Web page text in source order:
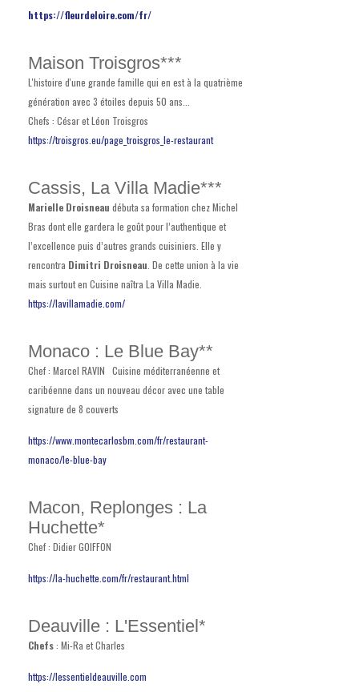
https://fleurdeloire.com/fr/
Maison Troisgros***
L'histoire d'une grande famille qui en est à la quatrième
génération avec 3 étoiles depuis 50 ans...
Chefs : César et Léon Troisgros
https://troisgros.eu/page_troisgros_le-restaurant
Cassis, La Villa Madie***
Marielle Droisneau débuta sa formation chez Michel
Bras dont elle gardera le goût pour l’authentique et
l’excellence puis d’autres grands cuisiniers. Elle y
rencontra Dimitri Droisneau . De cette union à la vie
mais surtout en Cuisine naîtra La Villa Madie.
https://lavillamadie.com/
Monaco : Le Blue Bay**
Chef : Marcel RAVIN Cuisine méditerranéenne et
caribéenne dans un nouveau décor avec une table
signature de 8 couverts
https://www.montecarlosbm.com/fr/restaurant-
monaco/le-blue-bay
Macon, Replonges : La
Huchette*
Chef : Didier GOIFFON
https://la-huchette.com/fr/restaurant.html
Deauville : L'Essentiel*
Chefs: Mi-Ra et Charles
https://lessentieldeauville.com